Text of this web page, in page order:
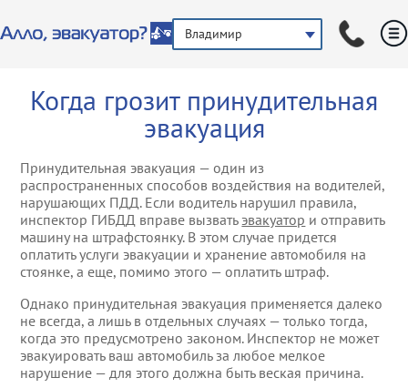
Владимир
Грузовой
Эвакуация
Эвакуация
ГАЗелей
Эвакуация
внедорожников
Эвакуация
Другие услуги Аварийный
Помощь на
Техническая
Вскрытие
Когда грозит принудительная
эвакуация
Принудительная эвакуация — один из
распространенных способов воздействия на водителей,
нарушающих ПДД. Если водитель нарушил правила,
инспектор ГИБДД вправе вызватьэвакуатор и отправить
машину на штрафстоянку. В этом случае придется
оплатить услуги эвакуации и хранение автомобиля на
стоянке, а еще, помимо этого — оплатить штраф.
Однако принудительная эвакуация применяется далеко
не всегда, а лишь в отдельных случаях — только тогда,
когда это предусмотрено законом. Инспектор не может
эвакуировать ваш автомобиль за любое мелкое
нарушение — для этого должна быть веская причина.